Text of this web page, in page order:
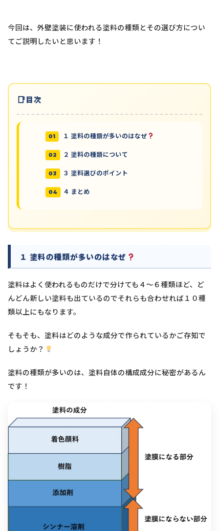
今回は、外壁塗装に使われる塗料の種類とその選び方につい
てご説明したいと思います！
目次
１ 塗料の種類が多いのはなぜ
２ 塗料の種類について
３ 塗料選びのポイント
４ まとめ
１ 塗料の種類が多いのはなぜ
塗料はよく使われるものだけで分けても４～６種類ほど、ど
んどん新しい塗料も出ているのでそれらも合わせれば１０種
類以上にもなります。
そもそも、塗料はどのような成分で作られているかご存知で
しょうか？
塗料の種類が多いのは、塗料自体の構成成分に秘密があるん
です！